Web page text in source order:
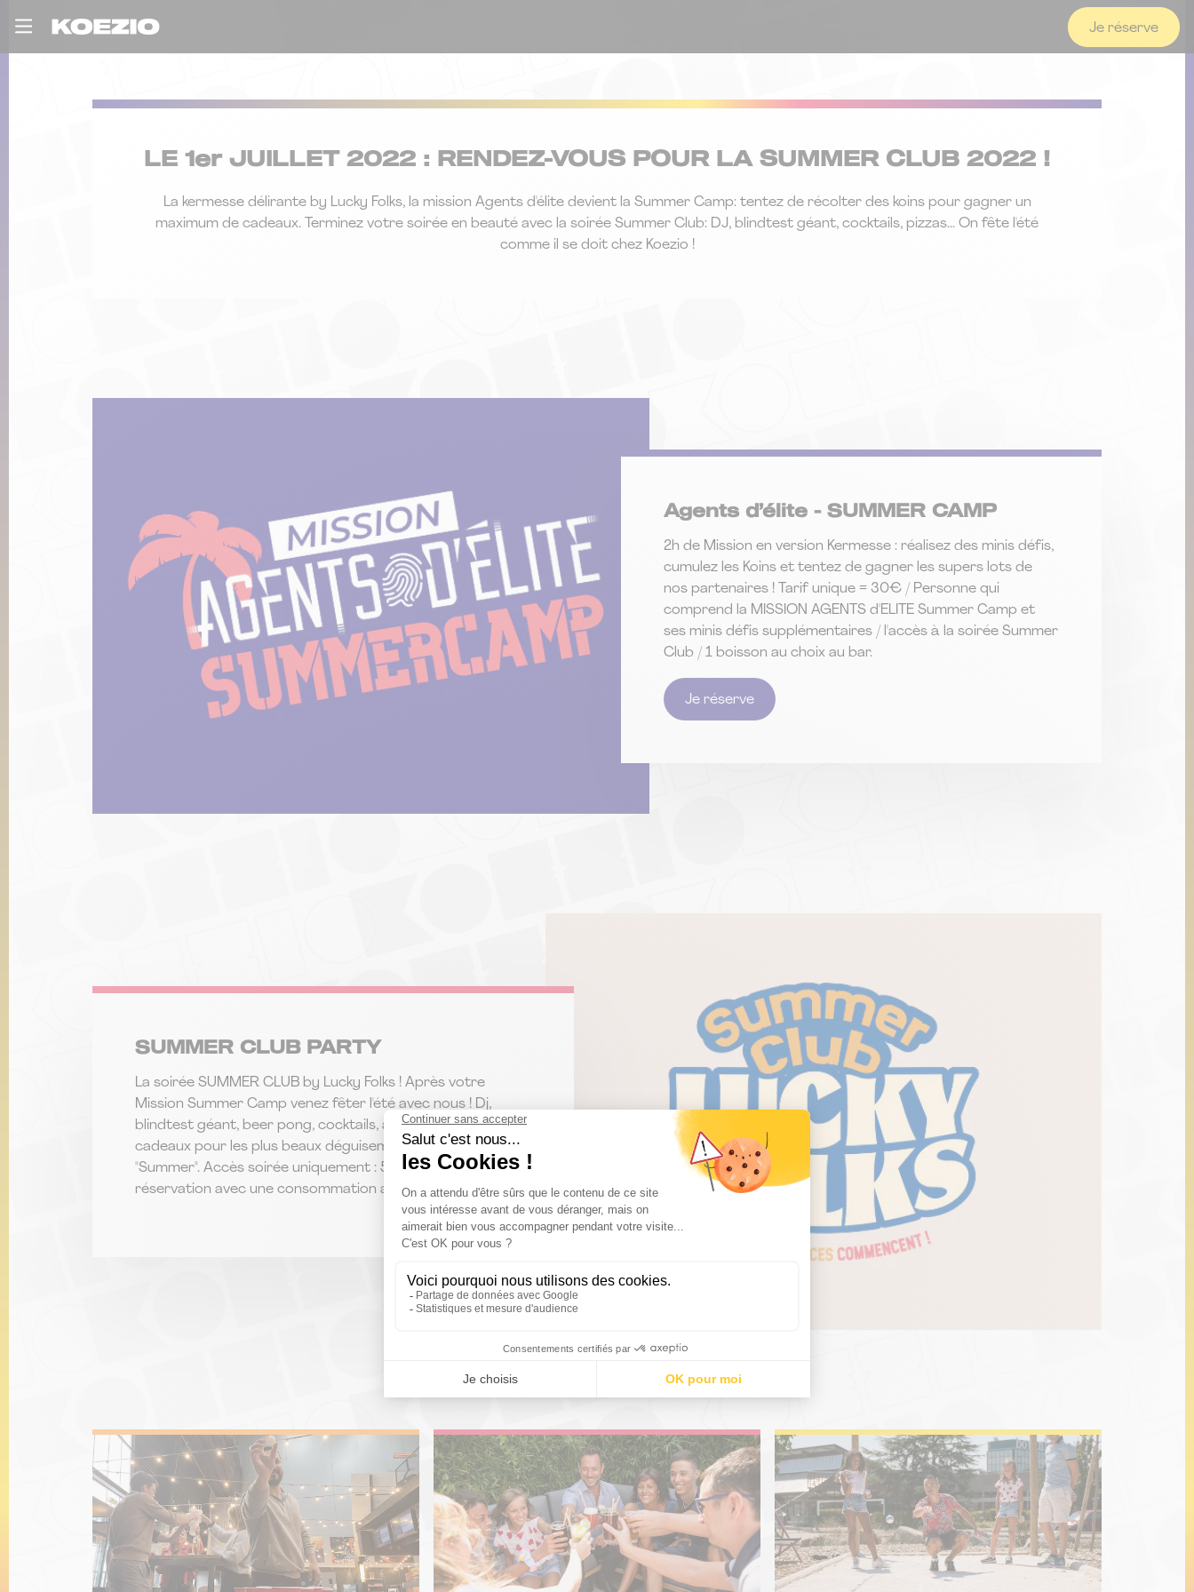
Je réserve
LE 1er JUILLET 2022 : RENDEZ-VOUS POUR LA SUMMER CLUB 2022 !
La kermesse délirante by Lucky Folks, la mission Agents d'élite devient la Summer Camp: tentez de récolter des koins pour gagner un
maximum de cadeaux. Terminez votre soirée en beauté avec la soirée Summer Club: DJ, blindtest géant, cocktails, pizzas... On fête l'été
comme il se doit chez Koezio !
Agents d’élite - SUMMER CAMP
2h de Mission en version Kermesse : réalisez des minis défis,
cumulez les Koins et tentez de gagner les supers lots de
nos partenaires ! Tarif unique = 30€ / Personne qui
comprend la MISSION AGENTS d'ELITE Summer Camp et
ses minis défis supplémentaires / l'accès à la soirée Summer
Club / 1 boisson au choix au bar.
Je réserve
SUMMER CLUB PARTY
La soirée SUMMER CLUB by Lucky Folks ! Après votre
Mission Summer Camp venez fêter l'été avec nous ! Dj,
blindtest géant, beer pong, cocktails, animations... Des
cadeaux pour les plus beaux déguisements en mode
"Summer". Accès soirée uniquement : 5 € en pré-
réservation avec une consommation au choix incluse.